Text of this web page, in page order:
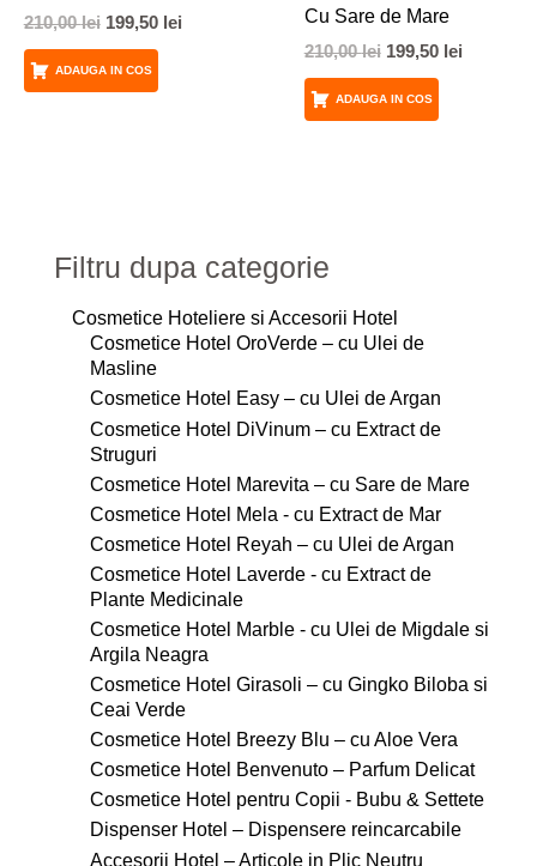
Filtru dupa categorie
Cosmetice Hoteliere si Accesorii Hotel
Cosmetice Hotel OroVerde – cu Ulei de
Masline
Cosmetice Hotel Easy – cu Ulei de Argan
Cosmetice Hotel DiVinum – cu Extract de
Struguri
Cosmetice Hotel Marevita – cu Sare de Mare
Cosmetice Hotel Mela - cu Extract de Mar
Cosmetice Hotel Reyah – cu Ulei de Argan
Cosmetice Hotel Laverde - cu Extract de
Plante Medicinale
Cosmetice Hotel Marble - cu Ulei de Migdale si
Argila Neagra
Cosmetice Hotel Girasoli – cu Gingko Biloba si
Ceai Verde
Cosmetice Hotel Breezy Blu – cu Aloe Vera
Cosmetice Hotel Benvenuto – Parfum Delicat
Cosmetice Hotel pentru Copii - Bubu & Settete
Dispenser Hotel – Dispensere reincarcabile
Accesorii Hotel – Articole in Plic Neutru
210,00lei 199,50 lei
ADAUGA IN COS
Cu Sare de Mare
210,00lei 199,50 lei
ADAUGA IN COS